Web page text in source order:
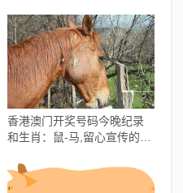
香港澳门开奖号码今晚纪录
和生肖：鼠-马,留心宣传的陷